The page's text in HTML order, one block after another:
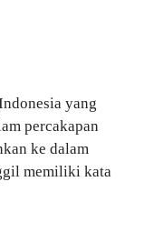
yang
percakapan
ke dalam
memiliki kata